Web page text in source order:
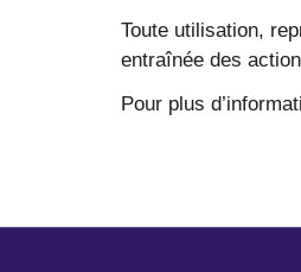
Toute utilisation,
entraînée des
Pour plus